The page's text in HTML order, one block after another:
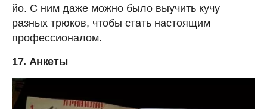
йо. С ним даже можно было выучить кучу
разных трюков, чтобы стать настоящим
профессионалом.
17. Анкеты